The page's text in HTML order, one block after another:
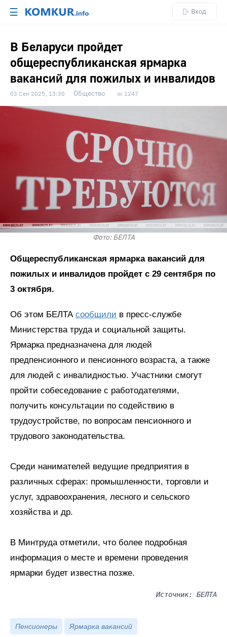
☰ Вход
В Беларуси пройдет
общереспубликанская ярмарка
вакансий для пожилых и инвалидов
03 Сен 2025, 13:30 Общество 1247
Фото: БЕЛТА
Общереспубликанская ярмарка вакансий для
пожилых и инвалидов пройдет с 29 сентября по
3 октября.
Об этом БЕЛТА сообщили в пресс-службе
Министерства труда и социальной защиты.
Ярмарка предназначена для людей
предпенсионного и пенсионного возраста, а также
для людей с инвалидностью. Участники смогут
пройти собеседование с работодателями,
получить консультации по содействию в
трудоустройстве, по вопросам пенсионного и
трудового законодательства.
Среди нанимателей ведущие предприятия в
различных сферах: промышленности, торговли и
услуг, здравоохранения, лесного и сельского
хозяйства и др.
В Минтруда отметили, что более подробная
информация о месте и времени проведения
ярмарки будет известна позже.
Источник: БЕЛТА
Пенсионеры Ярмарка вакансий